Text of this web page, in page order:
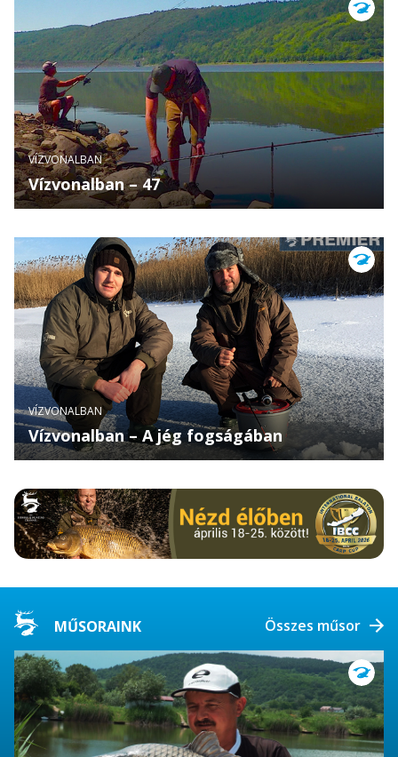
VÍZVONALBAN
Vízvonalban – 47
VÍZVONALBAN
Vízvonalban – A jég fogságában
MŰSORAINK Összes műsor